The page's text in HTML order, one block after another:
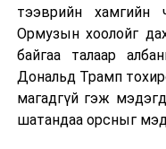
тээврийн хамгийн
Ормузын хоолойг
байгаа талаар
Дональд Трамп
магадгүй гэж
шатандаа орсныг